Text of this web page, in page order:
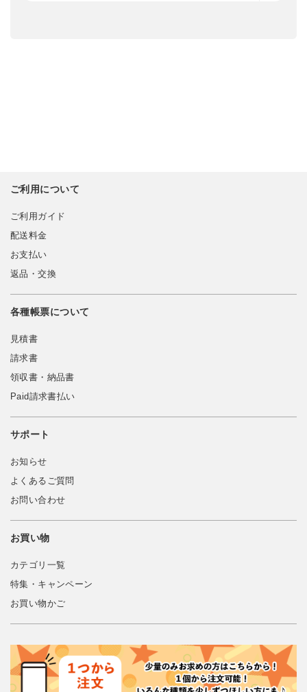
ご利用について
ご利用ガイド
配送料金
お支払い
返品・交換
各種帳票について
見積書
請求書
領収書・納品書
Paid請求書払い
サポート
お知らせ
よくあるご質問
お問い合わせ
お買い物
カテゴリ一覧
特集・キャンペーン
お買い物かご